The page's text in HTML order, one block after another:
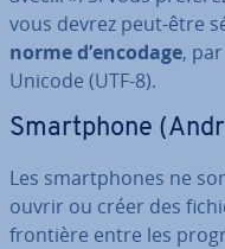
vous devrez peut-être
norme d’encodage,
Unicode (UTF-8).
Smart­phone
Les smart­phones ne
ouvrir ou créer des
frontière entre les